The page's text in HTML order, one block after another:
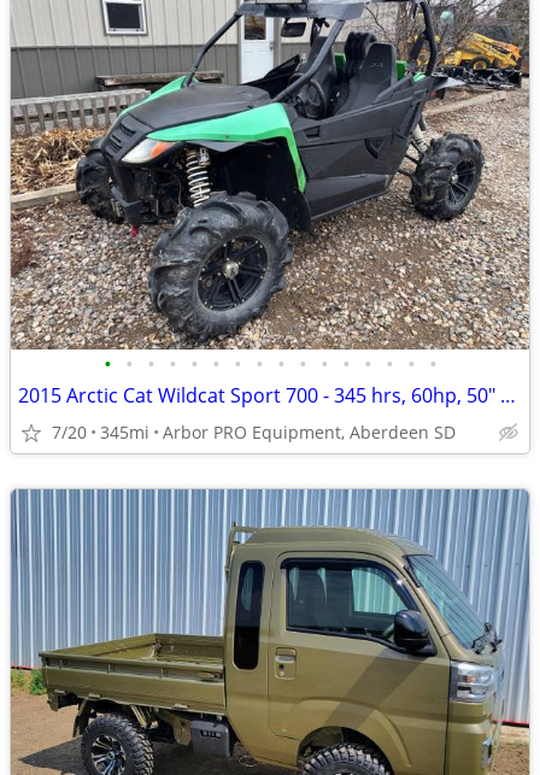
• • • • • • • • • • • • • • • •
2015 Arctic Cat Wildcat Sport 700 - 345 hrs, 60hp, 50" wide
7/20 345mi Arbor PRO Equipment, Aberdeen SD